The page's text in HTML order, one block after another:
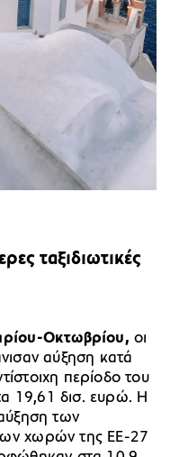
ταξιδιωτικές
Οκτωβρίου, οι
αύξηση κατά
περίοδο του
19,61 δισ. ευρώ. Η
των
χωρών της ΕΕ-27